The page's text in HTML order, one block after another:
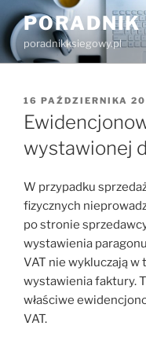
Przejdź
do
treściporadnikksiegowy.pl
OPUBLIKOWANE
W
16 PAŹDZIERNIKA
wystawionej
W przypadku
fizycznych
po stronie
wystawienia
VAT nie wykluczają
wystawienia faktury.
właściwe
VAT.